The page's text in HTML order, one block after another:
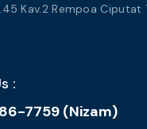
Kav.2 Rempoa Ciputat
:
7759 (Nizam)